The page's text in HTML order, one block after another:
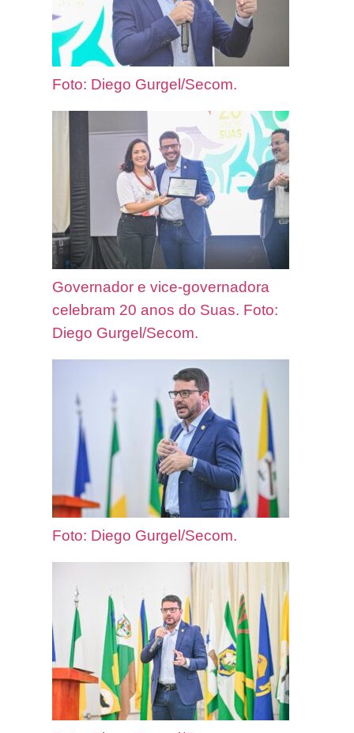
Foto: Diego Gurgel/Secom.
Governador e vice-governadora
celebram 20 anos do Suas. Foto:
Diego Gurgel/Secom.
Foto: Diego Gurgel/Secom.